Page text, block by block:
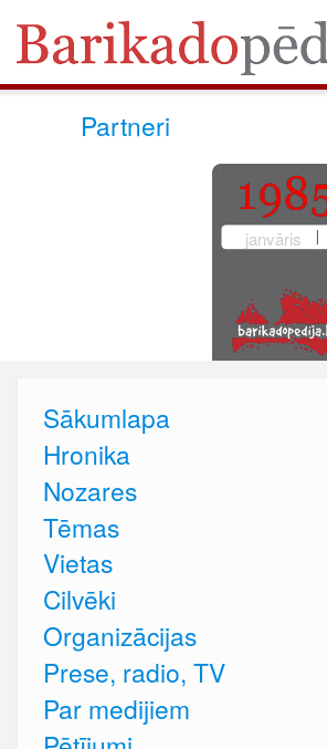
Partneri
janvāris
Sākumlapa
Hronika
Nozares
Tēmas
Vietas
Cilvēki
Organizācijas
Prese, radio, TV
Par medijiem